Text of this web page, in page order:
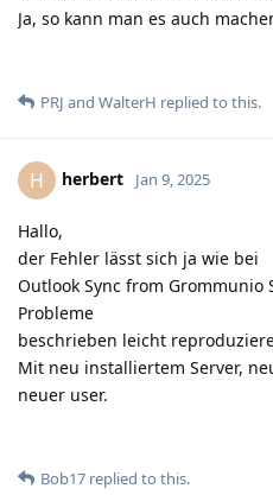
Ja, so kann man es auch
PRJ and WalterH replied to this.
H herbert Jan 9, 2025
Hallo,
der Fehler lässt sich ja wie bei
Outlook Sync from Grommunio
Probleme
beschrieben leicht
Mit neu installiertem Server,
neuer user.
Bob17 replied to this.